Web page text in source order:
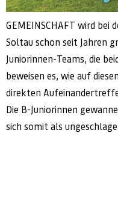
GEMEINSCHAFT wird bei
Soltau schon seit Jahren
Juniorinnen-Teams, die
beweisen es, wie auf
direkten
Die B-Juniorinnen
sich somit als